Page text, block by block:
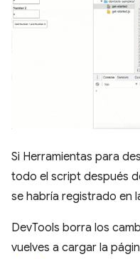
Si Herramientas para
todo el script después
se habría registrado en
DevTools borra los
vuelves a cargar la